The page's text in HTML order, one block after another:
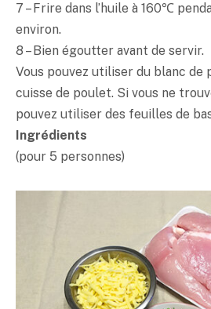
7 – Frire dans l’huile à 160℃
environ.
8 – Bien égoutter avant de servir.
Vous pouvez utiliser du blanc de
cuisse de poulet. Si vous ne
pouvez utiliser des feuilles de
Ingrédients
(pour 5 personnes)